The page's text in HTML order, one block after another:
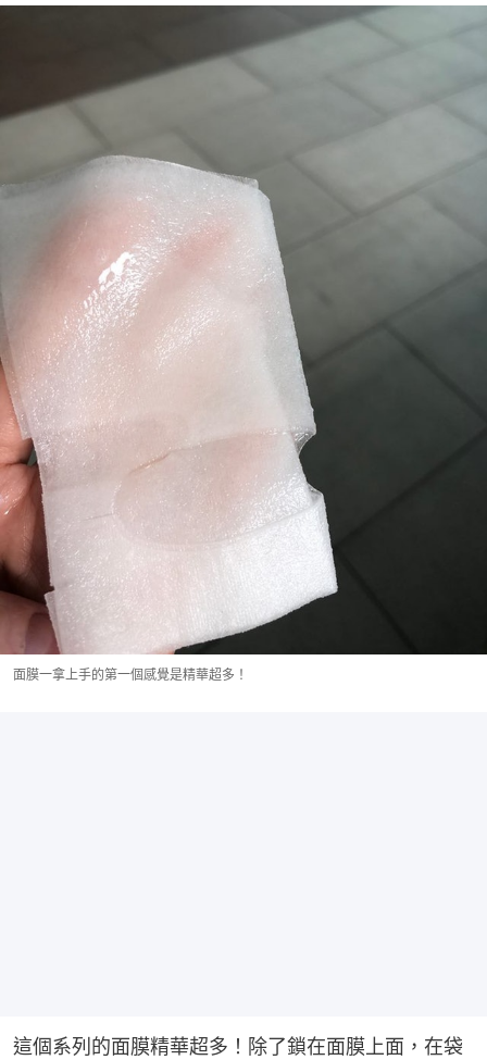
面膜一拿上手的第一個感覺是精華超多！
這個系列的面膜精華超多！除了鎖在面膜上面，在袋